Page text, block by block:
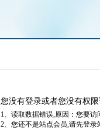
您没有登录或者您没有权
1、读取数据错误,原因：您要访
2、您还不是站点会员,请先登录